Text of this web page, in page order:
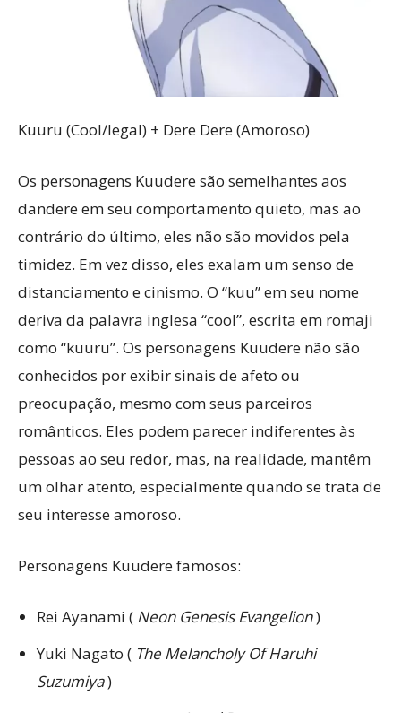
Kuuru (Cool/legal) + Dere Dere (Amoroso)
Os personagens Kuudere são semelhantes aos
dandere em seu comportamento quieto, mas ao
contrário do último, eles não são movidos pela
timidez. Em vez disso, eles exalam um senso de
distanciamento e cinismo. O “kuu” em seu nome
deriva da palavra inglesa “cool”, escrita em romaji
como “kuuru”. Os personagens Kuudere não são
conhecidos por exibir sinais de afeto ou
preocupação, mesmo com seus parceiros
românticos. Eles podem parecer indiferentes às
pessoas ao seu redor, mas, na realidade, mantêm
um olhar atento, especialmente quando se trata de
seu interesse amoroso.
Personagens Kuudere famosos:
Rei Ayanami ( Neon Genesis Evangelion)
Yuki Nagato ( The Melancholy Of Haruhi
Suzumiya)